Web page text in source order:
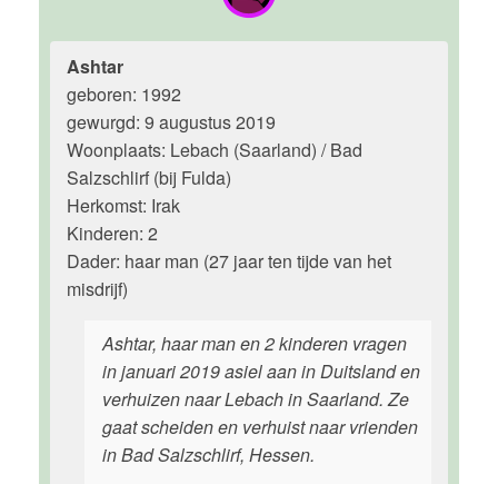
Ashtar
geboren: 1992
gewurgd: 9 augustus 2019
Woonplaats: Lebach (Saarland) / Bad
Salzschlirf (bij Fulda)
Herkomst: Irak
Kinderen: 2
Dader: haar man (27 jaar ten tijde van het
misdrijf)
Ashtar, haar man en 2 kinderen vragen
in januari 2019 asiel aan in Duitsland en
verhuizen naar Lebach in Saarland. Ze
gaat scheiden en verhuist naar vrienden
in Bad Salzschlirf, Hessen.